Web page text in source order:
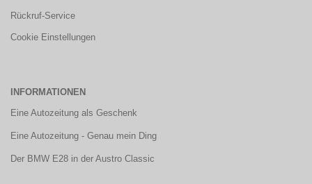
Rückruf-Service
Cookie Einstellungen
INFORMATIONEN
Eine Autozeitung als Geschenk
Eine Autozeitung - Genau mein Ding
Der BMW E28 in der Austro Classic